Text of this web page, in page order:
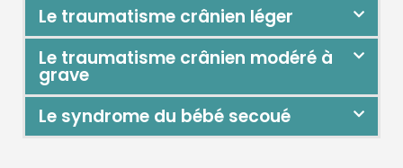
Le traumatisme crânien léger
Le traumatisme crânien modéré à
grave
Le syndrome du bébé secoué